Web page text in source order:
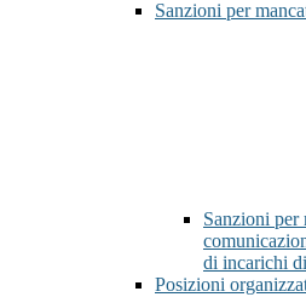
Sanzioni per
Sanzioni per
di incarichi
Posizioni